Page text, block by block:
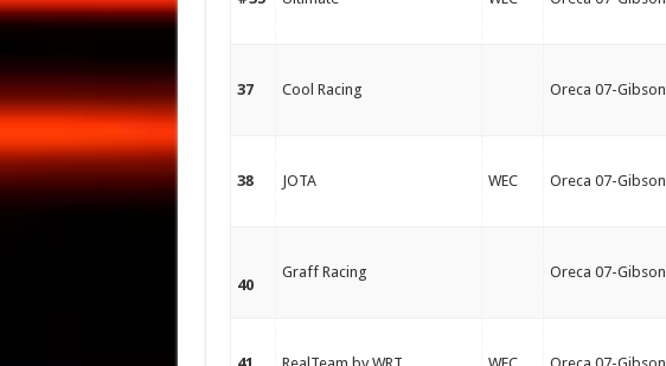
37 Cool Racing Oreca 07-Gibson
38 JOTA WEC Oreca 07-Gibson
40
Graff Racing Oreca 07-Gibson